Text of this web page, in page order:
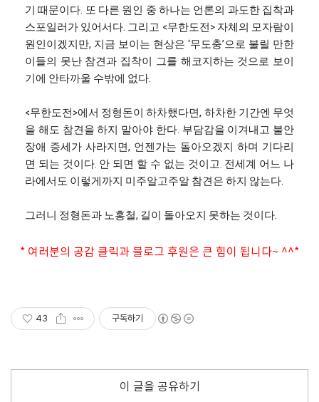
기 때문이다. 또 다른 원인 중 하나는 언론의 과도한 집착과
스포일러가 있어서다. 그리고 <무한도전> 자체의 모자람이
원인이겠지만, 지금 보이는 현상은 ‘무도충’으로 불릴 만한
이들의 못난 참견과 집착이 그를 해코지하는 것으로 보이
기에 안타까울 수밖에 없다.
<무한도전>에서 정형돈이 하차했다면, 하차한 기간엔 무엇
을 해도 참견을 하지 말아야 한다. 부담감을 이겨내고 불안
장애 증세가 사라지면, 언젠가는 돌아오겠지 하며 기다리
면 되는 것이다. 안 되면 할 수 없는 것이고. 전세계 어느 나
라에서도 이렇게까지 미주알고주알 참견은 하지 않는다.
그러니 정형돈과 노홍철, 길이 돌아오지 못하는 것이다.
* 여러분의 공감 클릭과 블로그 후원은 큰 힘이 됩니다~ ^^*
43 구독하기
이 글을 공유하기